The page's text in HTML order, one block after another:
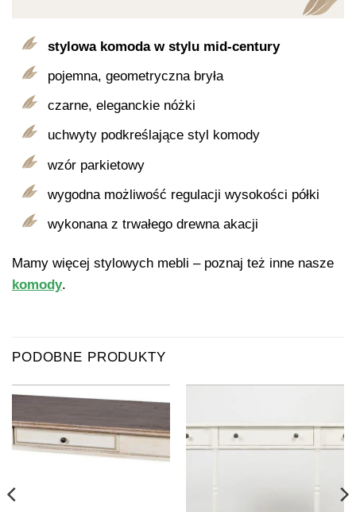
stylowa komoda w stylu mid-century
pojemna, geometryczna bryła
czarne, eleganckie nóżki
uchwyty podkreślające styl komody
wzór parkietowy
wygodna możliwość regulacji wysokości półki
wykonana z trwałego drewna akacji
Mamy więcej stylowych mebli – poznaj też inne nasze
komody.
PODOBNE PRODUKTY